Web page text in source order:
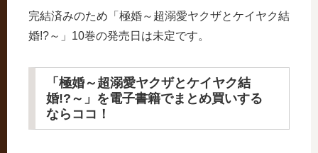
完結済みのため「極婚～超溺愛ヤクザとケイヤク結
婚!?～」10巻の発売日は未定です。
「極婚～超溺愛ヤクザとケイヤク結
婚!?～」を電子書籍でまとめ買いする
ならココ！